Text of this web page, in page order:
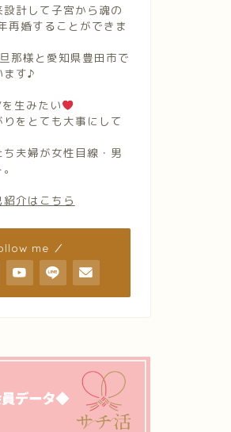
計して子宮から魂の
再婚することができま
那様と愛知県豊田市で
ます♪
生みたい
をとても大事にして
夫婦が女性目線・男
介はこちら
me ／